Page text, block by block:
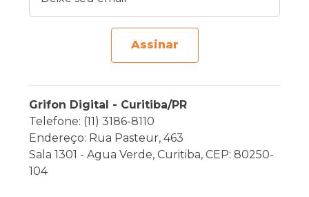
Assinar
Grifon Digital - Curitiba/PR
Telefone: (11) 3186-8110
Endereço: Rua Pasteur, 463
Sala 1301 - Agua Verde, Curitiba, CEP: 80250-
104